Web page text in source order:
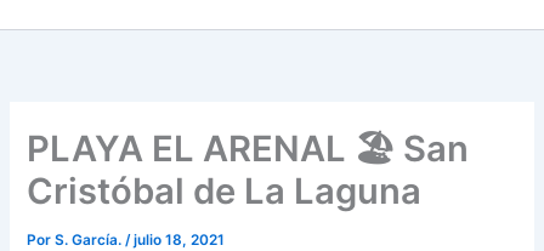
PLAYA EL ARENAL 🏖️ San
Cristóbal de La Laguna
PorS. García./julio 18, 2021